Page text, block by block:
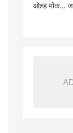
ओल्ड मोंक...